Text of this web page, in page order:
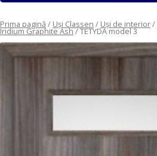
Prima pagină / Uși Classen / Uși de interior/
Iridium Graphite Ash/ TETYDA model 3